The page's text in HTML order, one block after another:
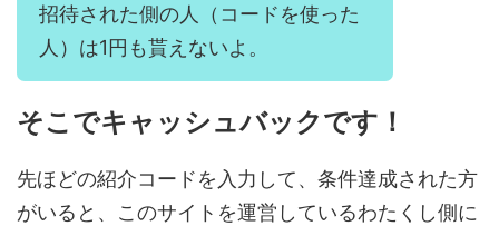
招待された側の人（コードを使った
人）は1円も貰えないよ。
そこでキャッシュバックです！
先ほどの紹介コードを入力して、条件達成された方
がいると、このサイトを運営しているわたくし側に